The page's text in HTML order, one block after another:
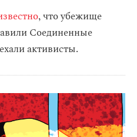
, что убежище
Соединенные
активисты.